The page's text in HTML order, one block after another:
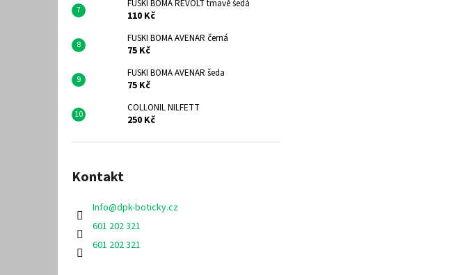
FUSKI BOMA REVOLT tmavě šedá
110 Kč
FUSKI BOMA AVENAR černá
75 Kč
FUSKI BOMA AVENAR šeda
75 Kč
COLLONIL NILFETT
250 Kč
Kontakt
Info@dpk-boticky.cz
601 202 321
601 202 321